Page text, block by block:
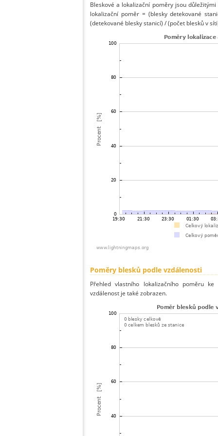
Bleskové a lokalizační poměry jsou
lokalizační poměr = (blesky detekované
(detekované blesky stanicí) / (počet blesků v
Poměry blesků podle vzdálenosti
Přehled vlastního lokalizačního poměru
vzdálenost je také zobrazen.